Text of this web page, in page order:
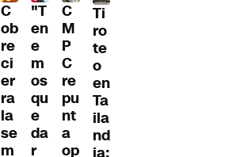
C
ob
re
ci
er
ra
la
se
m
"T
en
e
m
os
qu
e
da
r
C
M
P
C
re
pu
nt
a
op
Ti
ro
te
o
en
Ta
ila
nd
ia: